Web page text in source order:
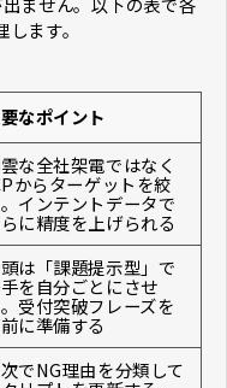
ます。
なポイント
な全社架電ではなく
からターゲットを絞
インテントデータで
に精度を上げられる
は「課題提示型」で
を自分ごとにさせ
受付突破フレーズを
に準備する
でNG理由を分類して